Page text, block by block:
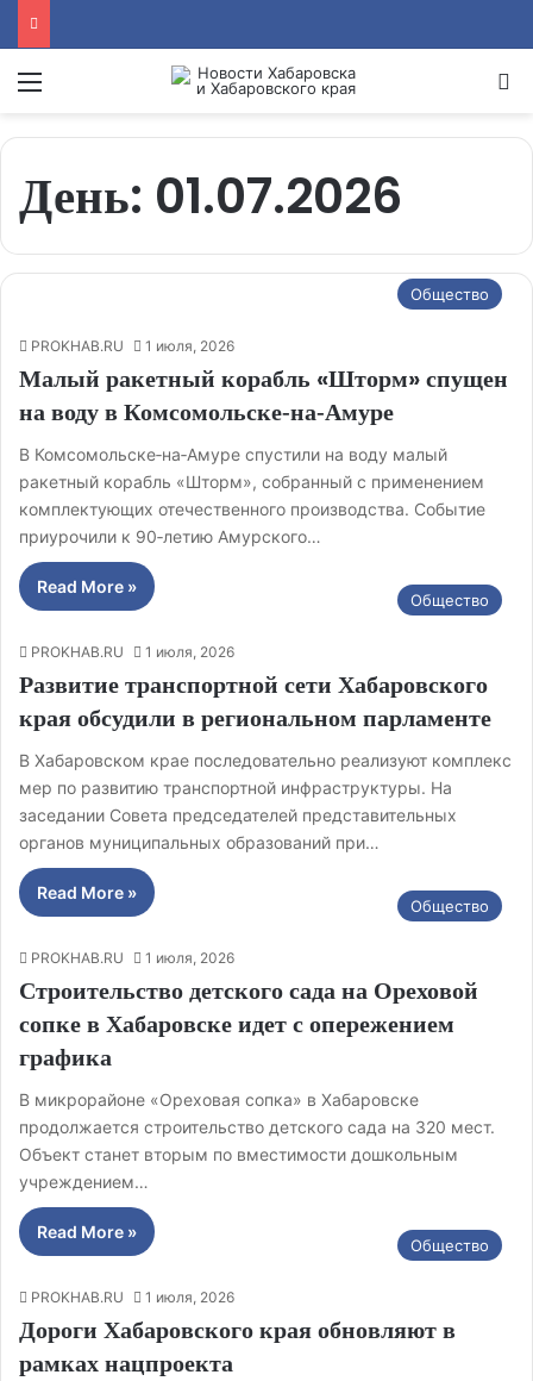
Menu
День: 01.07.2026
Общество
PROKHAB.RU 1 июля, 2026
Малый ракетный корабль «Шторм» спущен
на воду в Комсомольске‑на‑Амуре
В Комсомольске‑на‑Амуре спустили на воду малый
ракетный корабль «Шторм», собранный с применением
комплектующих отечественного производства. Событие
приурочили к 90‑летию Амурского…
Read More »
Общество
PROKHAB.RU 1 июля, 2026
Развитие транспортной сети Хабаровского
края обсудили в региональном парламенте
В Хабаровском крае последовательно реализуют комплекс
мер по развитию транспортной инфраструктуры. На
заседании Совета председателей представительных
органов муниципальных образований при…
Read More »
Общество
PROKHAB.RU 1 июля, 2026
Строительство детского сада на Ореховой
сопке в Хабаровске идет с опережением
графика
В микрорайоне «Ореховая сопка» в Хабаровске
продолжается строительство детского сада на 320 мест.
Объект станет вторым по вместимости дошкольным
учреждением…
Read More »
Общество
PROKHAB.RU 1 июля, 2026
Дороги Хабаровского края обновляют в
рамках нацпроекта